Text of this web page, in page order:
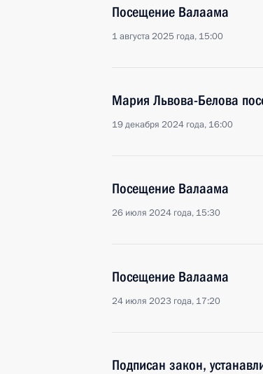
Посещение Валаама
1 августа 2025 года, 15:00
Мария Львова-Белова
19 декабря 2024 года, 16:00
Посещение Валаама
26 июля 2024 года, 15:30
Посещение Валаама
24 июля 2023 года, 17:20
Подписан закон,